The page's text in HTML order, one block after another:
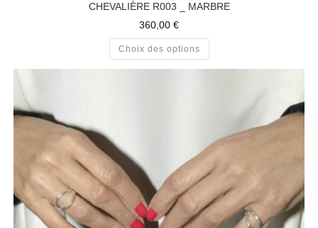
CHEVALIÈRE R003 _ MARBRE
360,00 €
Choix des options